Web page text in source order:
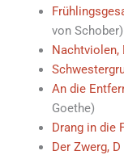
von Schober)
Nachtviolen,
An die
Goethe)
Drang in die
Der Zwerg, D